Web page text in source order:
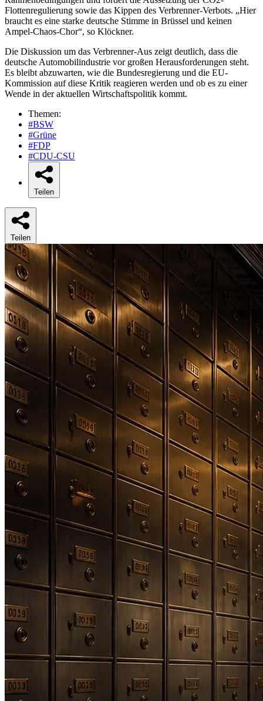
Flottenregulierung sowie das Kippen des Verbrenner-Verbots. „Hier
braucht es eine starke deutsche Stimme in Brüssel und keinen
Ampel-Chaos-Chor“, so Klöckner.
Die Diskussion um das Verbrenner-Aus zeigt deutlich, dass die
deutsche Automobilindustrie vor großen Herausforderungen steht.
Es bleibt abzuwarten, wie die Bundesregierung und die EU-
Kommission auf diese Kritik reagieren werden und ob es zu einer
Wende in der aktuellen Wirtschaftspolitik kommt.
Themen:
#BSW
#Grüne
#FDP
#CDU-CSU
Teilen
Teilen